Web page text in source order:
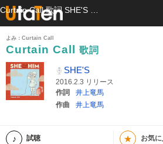
よみ：Curtain Call
Curtain Call
歌詞
SHE'S
2016.2.3 リリース
作詞
井上竜馬
作曲
井上竜馬
試聴 ★ お気